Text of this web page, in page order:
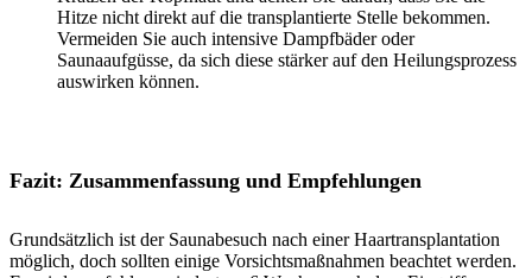
Hitze nicht direkt auf die transplantierte Stelle bekommen.
Vermeiden Sie auch intensive Dampfbäder oder
Saunaaufgüsse, da sich diese stärker auf den Heilungsprozess
auswirken können.
Fazit: Zusammenfassung und Empfehlungen
Grundsätzlich ist der Saunabesuch nach einer Haartransplantation
möglich, doch sollten einige Vorsichtsmaßnahmen beachtet werden.